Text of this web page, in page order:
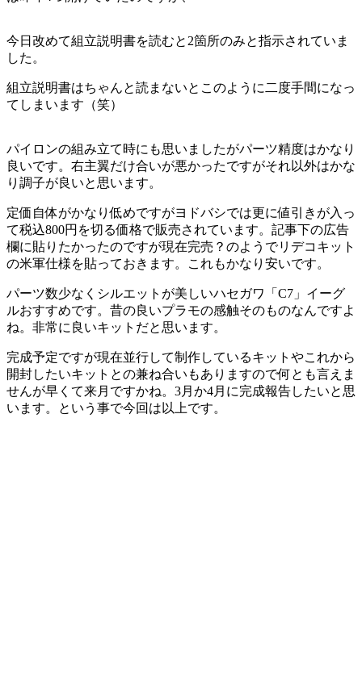
今日改めて組立説明書を読むと2箇所のみと指示されていま
した。
組立説明書はちゃんと読まないとこのように二度手間になっ
てしまいます（笑）
パイロンの組み立て時にも思いましたがパーツ精度はかなり
良いです。右主翼だけ合いが悪かったですがそれ以外はかな
り調子が良いと思います。
定価自体がかなり低めですがヨドバシでは更に値引きが入っ
て税込800円を切る価格で販売されています。記事下の広告
欄に貼りたかったのですが現在完売？のようでリデコキット
の米軍仕様を貼っておきます。これもかなり安いです。
パーツ数少なくシルエットが美しいハセガワ「C7」イーグ
ルおすすめです。昔の良いプラモの感触そのものなんですよ
ね。非常に良いキットだと思います。
完成予定ですが現在並行して制作しているキットやこれから
開封したいキットとの兼ね合いもありますので何とも言えま
せんが早くて来月ですかね。3月か4月に完成報告したいと思
います。という事で今回は以上です。